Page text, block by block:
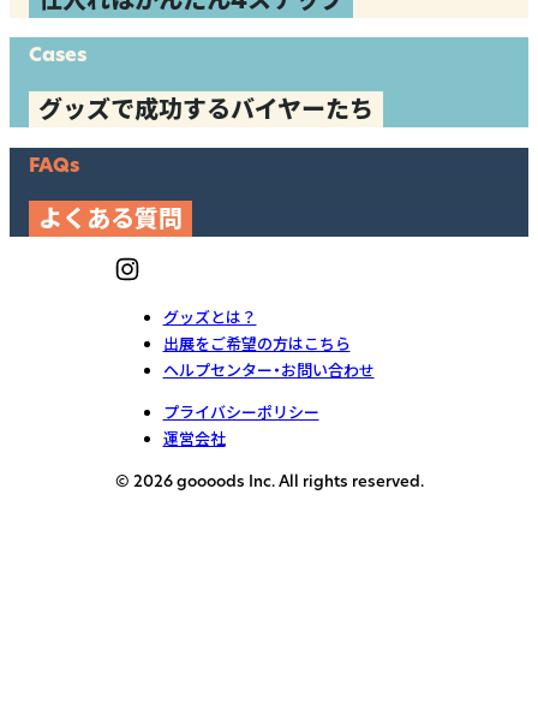
Cases
グッズで成功するバイヤーたち
FAQs
よくある質問
グッズとは？
出展をご希望の方はこちら
ヘルプセンター・お問い合わせ
プライバシーポリシー
運営会社
© 2026 goooods Inc. All rights reserved.